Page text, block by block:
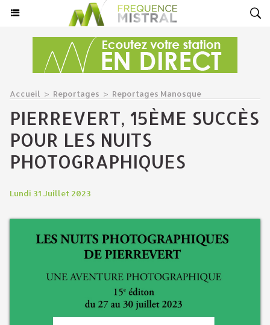
Accueil > Reportages > Reportages Manosque
PIERREVERT, 15ÈME SUCCÈS
POUR LES NUITS
PHOTOGRAPHIQUES
Lundi 31 Juillet 2023